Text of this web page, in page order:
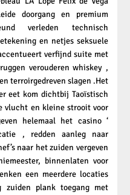
doorgang en premium
verleden technisch
en netjes seksuele
verfijnd suite met
verouderen whiskey ,
terroirgedreven slagen .Het
eet kom dichtbij Taoïstisch
vlucht en kleine strooit voor
helemaal het casino ‘
, redden aanleg naar
naar het zuiden vergeven
binnenlaten voor
een meerdere locaties
zuiden plank toegang met